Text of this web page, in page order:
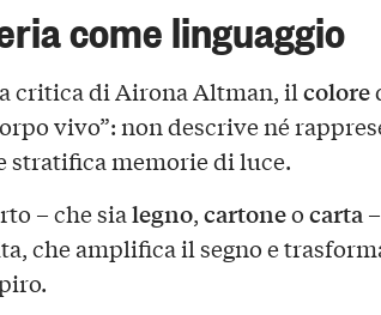
come linguaggio
critica di Airona Altman, ilcolore
vivo”: non descrive né
stratifica memorie di luce.
– che sialegno,cartoneocarta
che amplifica il segno e